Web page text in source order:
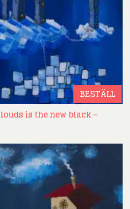
BESTÄLL
is the new black –